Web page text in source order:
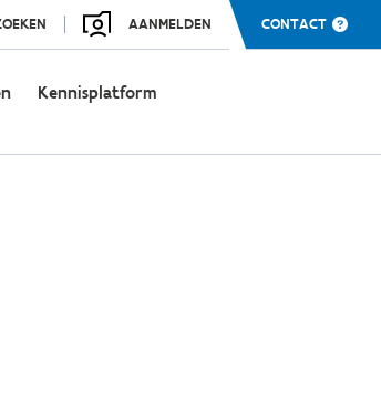
AANMELDEN CONTACT
Kennisplatform